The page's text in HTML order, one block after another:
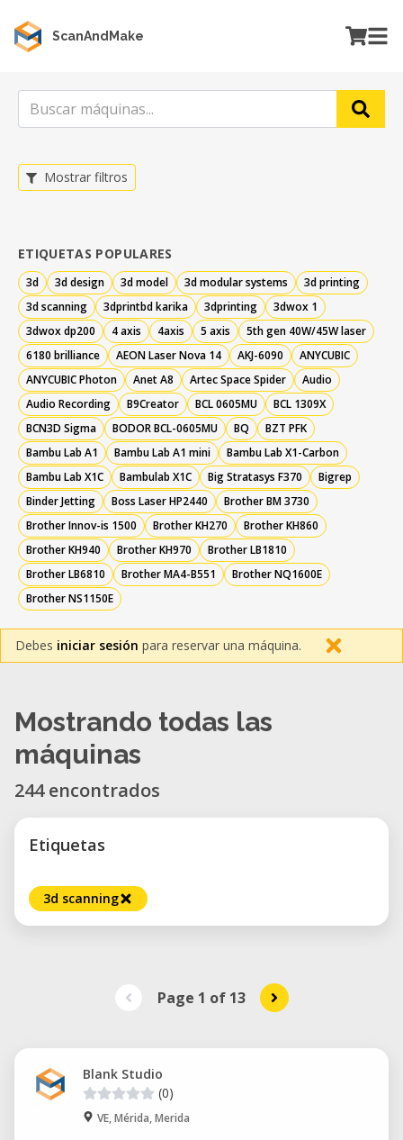
ScanAndMake
Mostrar filtros
ETIQUETAS POPULARES
3d 3d design 3d model 3d modular systems
3d printing
3d scanning
3dprintbd karika 3dprinting
3dwox 1
3dwox dp200
4 axis 4axis 5 axis
5th gen 40W/45W laser
6180 brilliance
AEON Laser Nova 14 AKJ-6090
ANYCUBIC
ANYCUBIC Photon
Anet A8 Artec Space Spider
Audio
Audio Recording
B9Creator BCL 0605MU
BCL 1309X
BCN3D Sigma
BODOR BCL-0605MU BQ
BZT PFK
Bambu Lab A1
Bambu Lab A1 mini
Bambu Lab X1-Carbon
Bambu Lab X1C
Bambulab X1C Big Stratasys F370
Bigrep
Binder Jetting
Boss Laser HP2440
Brother BM 3730
Brother Innov-is 1500
Brother KH270
Brother KH860
Brother KH940
Brother KH970
Brother LB1810
Brother LB6810
Brother MA4-B551
Brother NQ1600E
Brother NS1150E
Debes iniciar sesión para reservar una máquina.
Mostrando todas las
máquinas
244 encontrados
Etiquetas
3d scanning
Page 1 of 13
Blank Studio
(0)
VE, Mérida, Merida